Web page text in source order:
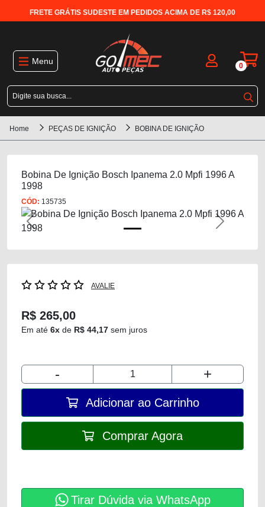
FRETE GRÁTIS SUDESTE EM PEDIDOS ACIMA DE R$ 120,00
Menu 0
Home PEÇAS DE IGNIÇÃO BOBINA DE IGNIÇÃO
Bobina De Ignição Bosch Ipanema 2.0 Mpfi 1996 A
1998
CÓD: 135735
Previous Next
AVALIE
R$ 265,00
Em até 6x de R$ 44,17 sem juros
- +
Adicionar ao Carrinho
Comprar Agora
Tirar Dúvida via WhatsApp